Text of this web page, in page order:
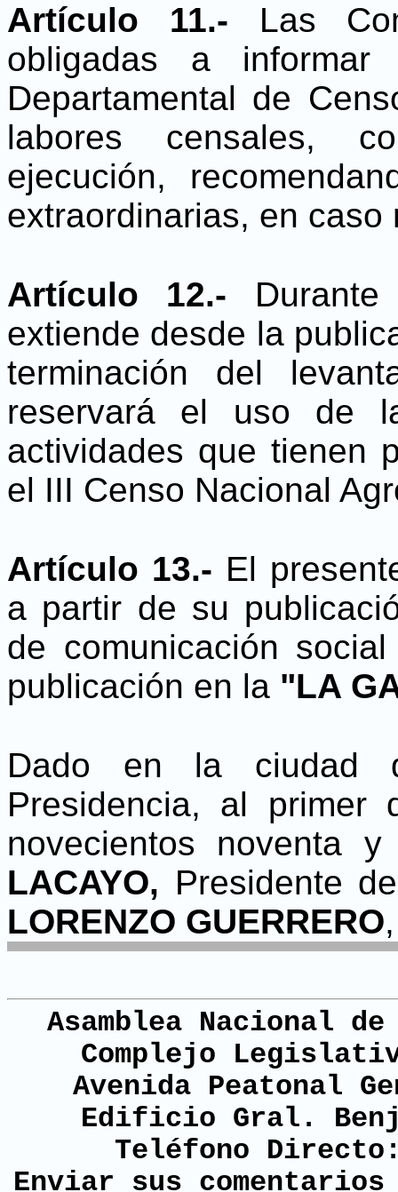
Artículo 11.- Las
obligadas a
Departamental de
labores censales,
ejecución,
extraordinarias, en caso
Artículo 12.-
extiende desde la
terminación del
reservará el uso de
actividades que tienen
el III Censo Nacional
Artículo 13.- El
a partir de su
de comunicación
publicación en la "LA
Dado en la ciudad
Presidencia, al
novecientos noventa
LACAYO, Presidente
LORENZO GUERRERO
Asamblea Nacional
Complejo
Avenida Peatonal
Edificio Gral.
Teléfono
Enviar sus